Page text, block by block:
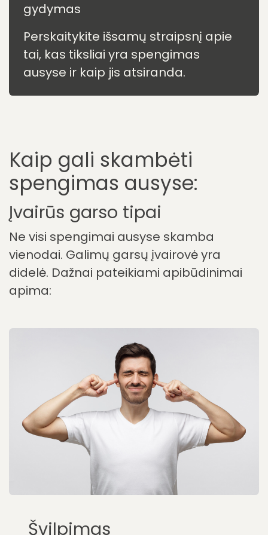
gydymas
Perskaitykite išsamų straipsnį apie
tai, kas tiksliai yra spengimas
ausyse ir kaip jis atsiranda.
Kaip gali skambėti
spengimas ausyse:
Įvairūs garso tipai
Ne visi spengimai ausyse skamba
vienodai. Galimų garsų įvairovė yra
didelė. Dažnai pateikiami apibūdinimai
apima:
Švilpimas